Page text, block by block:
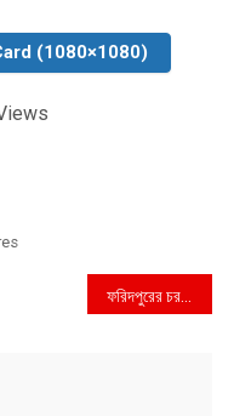
(1080×1080)